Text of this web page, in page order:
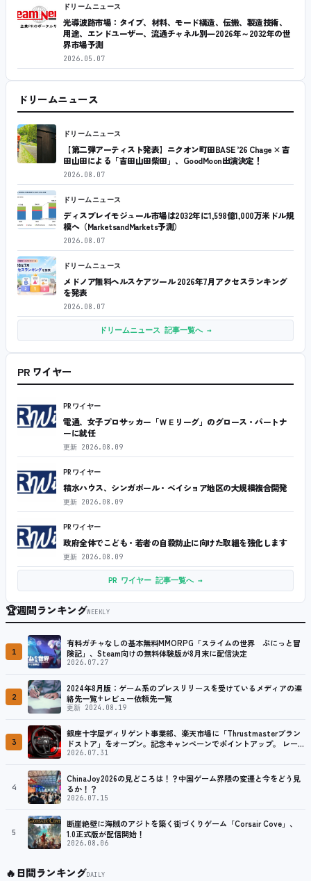
ドリームニュース
光導波路市場：タイプ、材料、モード構造、伝搬、製造技術、
用途、エンドユーザー、流通チャネル別―2026年～2032年の世
界市場予測
2026.05.07
ドリームニュース
ドリームニュース
【第二弾アーティスト発表】ニクオン町田BASE ’26 Chage × 吉
田山田による「吉田山田柴田」、GoodMoon出演決定！
2026.08.07
ドリームニュース
ディスプレイモジュール市場は2032年に1,598億1,000万米ドル規
模へ（MarketsandMarkets予測）
2026.08.07
ドリームニュース
メドノア無料ヘルスケアツール 2026年7月アクセスランキング
を発表
2026.08.07
ドリームニュース 記事一覧へ →
PR ワイヤー
PRワイヤー
電通、女子プロサッカー「ＷＥリーグ」のグロース・パートナ
ーに就任
更新 2026.08.09
PRワイヤー
積水ハウス、シンガポール・ベイショア地区の大規模複合開発
更新 2026.08.09
PRワイヤー
政府全体でこども・若者の自殺防止に向けた取組を強化します
更新 2026.08.09
PR ワイヤー 記事一覧へ →
🏆週間ランキングWEEKLY
1
有料ガチャなしの基本無料MMORPG「スライムの世界 ぷにっと冒
険記」、Steam向けの無料体験版が8月末に配信決定
2026.07.27
2
2024年8月版：ゲーム系のプレスリリースを受けているメディアの連
絡先一覧+レビュー依頼先一覧
更新 2024.08.19
3
銀座十字屋ディリゲント事業部、楽天市場に「Thrustmasterブラン
ドストア」をオープン。記念キャンペーンでポイントアップ。 レーシ
ング／フライトシム向けコントローラーを中心に、幅広くラインナッ
2026.07.31
4
ChinaJoy2026の見どころは！？中国ゲーム界隈の変遷と今をどう見
るか！？
2026.07.15
5
断崖絶壁に海賊のアジトを築く街づくりゲーム「Corsair Cove」、
1.0正式版が配信開始！
2026.08.06
🔥日間ランキングDAILY